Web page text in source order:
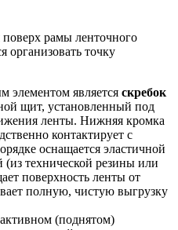
поверх рамы ленточного
организовать точку
элементом является скребок
щит, установленный под
ленты. Нижняя кромка
контактирует с
оснащается эластичной
(из технической резины или
поверхность ленты от
полную, чистую выгрузку
(поднятом)